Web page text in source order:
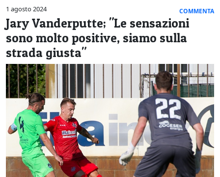
CULTURA
LA STORIA
SPETTACOLI
L'EDITORIALE
SEZIONI
CERCA
1 agosto 2024 COMMENTA
Jary Vanderputte; "Le sensazioni
sono molto positive, siamo sulla
strada giusta"